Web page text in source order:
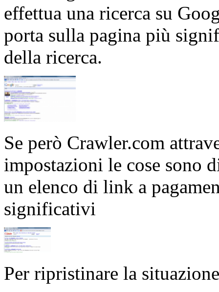
effettua una ricerca su
porta sulla pagina più
della ricerca.
Se però Crawler.com
impostazioni le cose sono
un elenco di link a
significativi
Per ripristinare la